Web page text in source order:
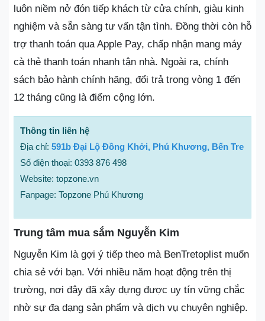
luôn niềm nở đón tiếp khách từ cửa chính, giàu kinh
nghiệm và sẵn sàng tư vấn tận tình. Đồng thời còn hỗ
trợ thanh toán qua Apple Pay, chấp nhận mang máy
cà thẻ thanh toán nhanh tận nhà. Ngoài ra, chính
sách bảo hành chính hãng, đổi trả trong vòng 1 đến
12 tháng cũng là điểm cộng lớn.
Thông tin liên hệ
Địa chỉ: 591b Đại Lộ Đồng Khởi, Phú Khương, Bến Tre
Số điện thoại: 0393 876 498
Website: topzone.vn
Fanpage: Topzone Phú Khương
Trung tâm mua sắm Nguyễn Kim
Nguyễn Kim là gợi ý tiếp theo mà BenTretoplist muốn
chia sẻ với bạn. Với nhiều năm hoạt động trên thị
trường, nơi đây đã xây dựng được uy tín vững chắc
nhờ sự đa dạng sản phẩm và dịch vụ chuyên nghiệp.